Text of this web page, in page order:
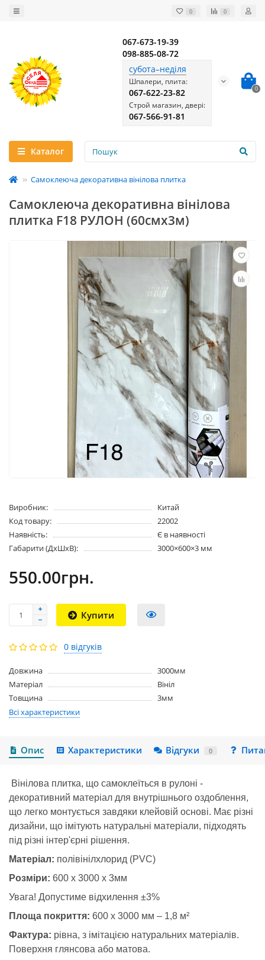
0 0
067-673-19-39
098-885-08-72
субота–неділя
Шпалери, плита:
067-622-23-82
Строй магазин, двері:
067-566-91-81
0
Каталог
Самоклеюча декоративна вінілова плитка
Самоклеюча декоративна вінілова
плитка F18 РУЛОН (60смx3м)
Виробник:
Китай
Код товару:
22002
Наявність:
Є в наявності
Габарити (ДхШхВ):
3000×600×3 мм
550.00грн.
Купити
0 відгуків
Довжина
3000мм
Матеріал
Вініл
Товщина
3мм
Всі характеристики
Опис Характеристики Відгуки 0
Вінілова плитка, що самоклеїться в рулоні -
декоративний матеріал для внутрішнього оздоблення,
що легко монтується завдяки клейовій основі. Має різні
дизайни, що імітують натуральні матеріали, підходять
під різні інтер'єрні рішення.
Матеріал: полівінілхлорид (PVC)
Розміри: 600 х 3000 х 3мм
Увага! Допустиме відхилення ±3%
Площа покриття: 600 х 3000 мм – 1,8 м²
Фактура: рівна, з імітацією натуральних матеріалів.
Поверхня глянсова або матова.